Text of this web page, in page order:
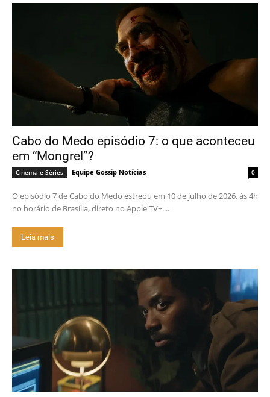
Cabo do Medo episódio 7: o que aconteceu
em “Mongrel”?
Cinema e Séries Equipe Gossip Notícias 0
O episódio 7 de Cabo do Medo estreou em 10 de julho de 2026, às 4h
no horário de Brasília, direto no Apple TV+....
Leia mais